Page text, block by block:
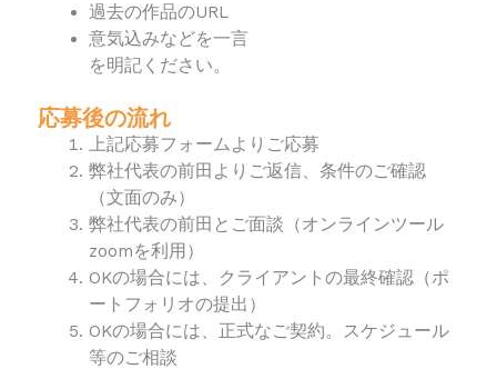
過去の作品のURL
意気込みなどを一言
を明記ください。
応募後の流れ
上記応募フォームよりご応募
弊社代表の前田よりご返信、条件のご確認
（文面のみ）
弊社代表の前田とご面談（オンラインツール
zoomを利用）
OKの場合には、クライアントの最終確認（ポ
ートフォリオの提出）
OKの場合には、正式なご契約。スケジュール
等のご相談